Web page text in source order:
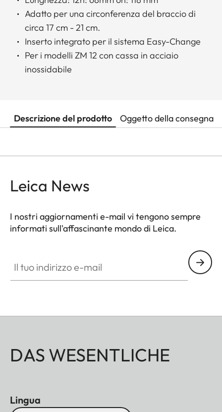
Adatto per una circonferenza del braccio di
circa 17 cm - 21 cm.
Inserto integrato per il sistema Easy-Change
Per i modelli ZM 12 con cassa in acciaio
inossidabile
Descrizione del prodotto Oggetto della consegna
Leica News
I nostri aggiornamenti e-mail vi tengono sempre
informati sull'affascinante mondo di Leica.
DAS WESENTLICHE
Lingua